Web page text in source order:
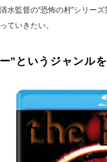
水監督の“恐怖の村”シリーズ
ていきたい。
”というジャンル